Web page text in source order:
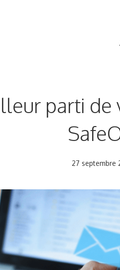
parti
27 septembre